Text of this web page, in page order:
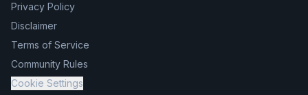
Privacy Policy
Disclaimer
Terms of Service
Community Rules
Cookie Settings